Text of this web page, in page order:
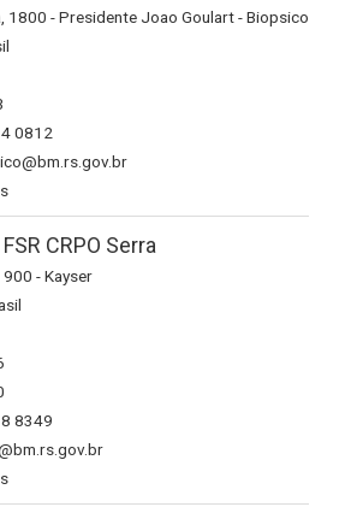
1800 - Presidente Joao Goulart - Biopsico
0812
CRPO Serra
- Kayser
8349